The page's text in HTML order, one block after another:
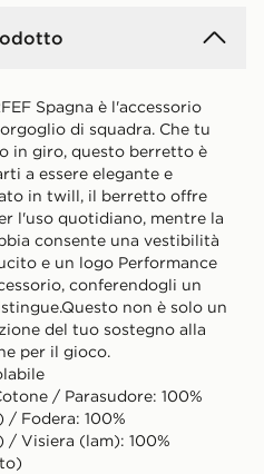
Spagna è l'accessorio
di squadra. Che tu
in giro, questo berretto è
a essere elegante e
in twill, il berretto offre
l'uso quotidiano, mentre la
consente una vestibilità
e un logo Performance
conferendogli un
non è solo un
del tuo sostegno alla
per il gioco.
/ Parasudore: 100%
/ Fodera: 100%
/ Visiera (lam): 100%